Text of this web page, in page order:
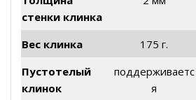
стенки клинка
Вес клинка 175 г.
Пустотелый
клинок
поддерживаетс
я